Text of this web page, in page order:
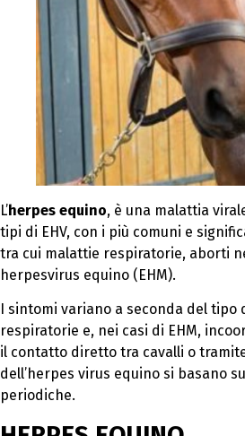
L’herpes equino, è una malattia
tipi di EHV, con i più comuni e
tra cui malattie respiratorie, aborti
herpesvirus equino (EHM).
I sintomi variano a seconda del
respiratorie e, nei casi di EHM,
il contatto diretto tra cavalli o
dell’herpes virus equino si basano
periodiche.